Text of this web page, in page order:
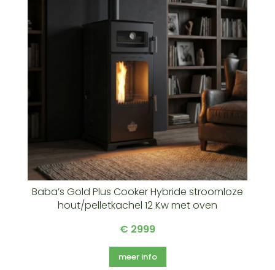
Baba’s Gold Plus Cooker Hybride stroomloze
hout/pelletkachel 12 Kw met oven
€ 2999
meer info